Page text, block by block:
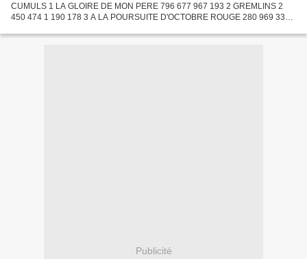
CUMULS 1 LA GLOIRE DE MON PERE 796 677 967 193 2 GREMLINS 2
450 474 1 190 178 3 A LA POURSUITE D'OCTOBRE ROUGE 280 969 333
797 397 6...
Publicité